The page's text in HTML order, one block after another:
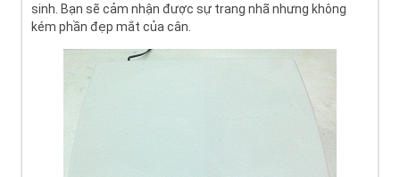
sinh. Bạn sẽ cảm nhận được sự trang nhã nhưng không
kém phần đẹp mắt của cân.